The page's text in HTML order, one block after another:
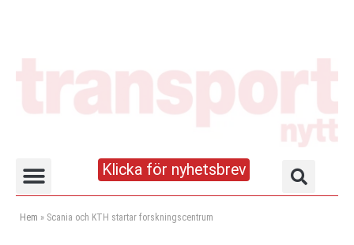
Klicka för nyhetsbrev
Hem » Scania och KTH startar forskningscentrum